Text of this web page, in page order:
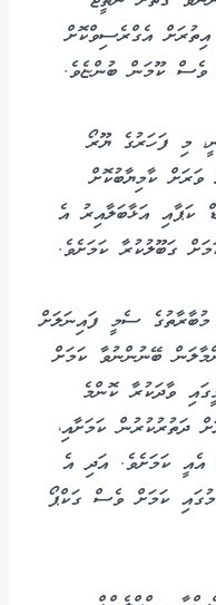
އެގްރެސިވްކޮށް
ވެސް ކޫމަން ބުންޏެވެ.
މި ފަހަރުގެ ޔޫރޯ
ކާމިޔާބުކޮށް
ކަޕާއި އަޅާބަލާއިރު އެ
ގަބޫލުކުރާ ކަމަށެވެ.
ސެމީ ފައިނަލަށް
ބޭނުންނުވާ ކަމަށް
ވާދަކުރާ ކޮންމެ
ދަތުރުކުރުން ކަމަށާއި،
ކަމަށެވެ. އަދި އެ
ކަމަށް ވެސް ގަކްޕޯ